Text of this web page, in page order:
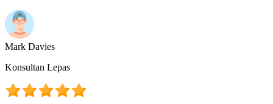
Mark Davies
Konsultan Lepas